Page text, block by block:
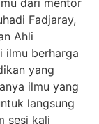
dari mentor
Fadjaray,
Ahli
ilmu berharga
yang
ilmu yang
langsung
sesi kali